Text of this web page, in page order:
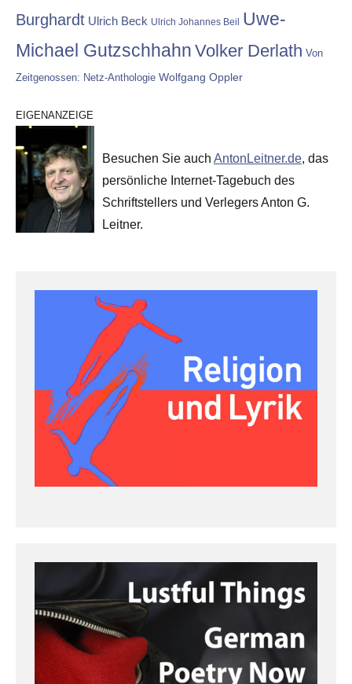
Burghardt Ulrich Beck Ulrich Johannes Beil
Uwe-
Michael Gutzschhahn Volker Derlath Von
Zeitgenossen: Netz-Anthologie Wolfgang Oppler
EIGENANZEIGE
Besuchen Sie auch AntonLeitner.de, das
persönliche Internet-Tagebuch des
Schriftstellers und Verlegers Anton G.
Leitner.